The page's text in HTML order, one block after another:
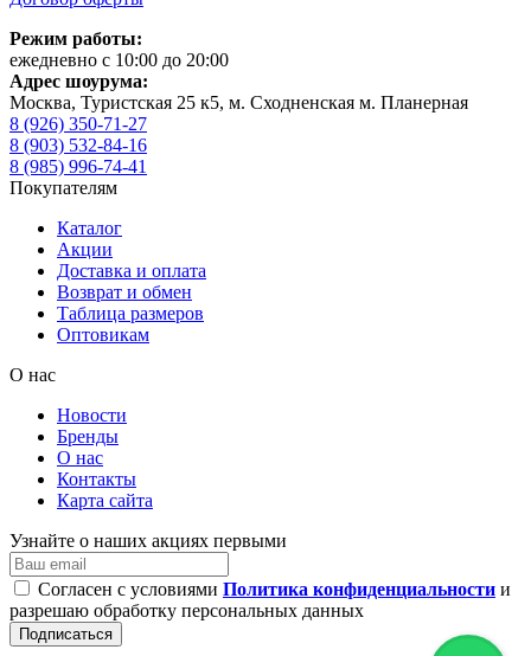
Режим работы:
ежедневно с 10:00 до 20:00
Адрес шоурума:
Москва, Туристская 25 к5, м. Сходненская м. Планерная
8 (926) 350-71-27
8 (903) 532-84-16
8 (985) 996-74-41
Покупателям
Каталог
Акции
Доставка и оплата
Возврат и обмен
Таблица размеров
Оптовикам
О нас
Новости
Бренды
О нас
Контакты
Карта сайта
Узнайте о наших акциях первыми
Согласен с условиями Политика конфиденциальности и
разрешаю обработку персональных данных
Подписаться